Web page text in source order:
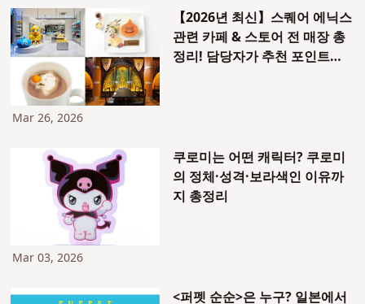
【2026년 최신】스퀘어 에닉스
관련 카페 & 스토어 전 매장 총
정리! 담당자가 추천 포인트를
Mar 26, 2026
쿠로미는 어떤 캐릭터? 쿠로미
의 정체·성격·보라색인 이유까
지 총정리
Mar 03, 2026
<퍼펫 순순>은 누구? 일본에서